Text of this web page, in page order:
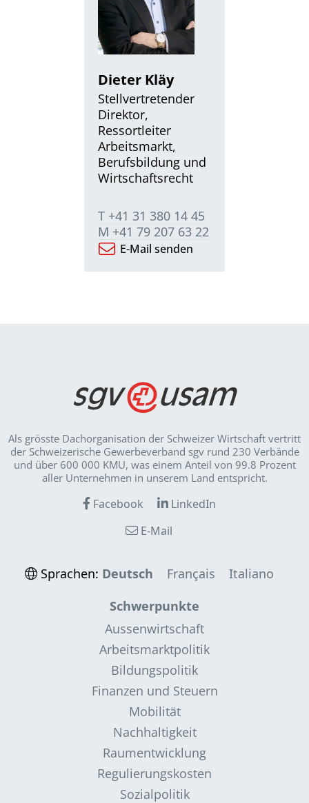
Dieter Kläy
Stellvertretender
Direktor,
Ressortleiter
Arbeitsmarkt,
Berufsbildung und
Wirtschaftsrecht
T +41 31 380 14 45
M +41 79 207 63 22
E-Mail senden
Als grösste Dachorganisation der Schweizer Wirt­schaft vertritt
der Schweizerische Gewerbeverband sgv rund 230 Verbände
und über 600 000 KMU, was einem Anteil von 99.8 Prozent
aller Unternehmen in unserem Land entspricht.
Facebook
LinkedIn
E-Mail
Sprachen: Deutsch Français
Italiano
Schwerpunkte
Aussenwirtschaft
Arbeitsmarktpolitik
Bildungspolitik
Finanzen und Steuern
Mobilität
Nachhaltigkeit
Raumentwicklung
Regulierungskosten
Sozialpolitik